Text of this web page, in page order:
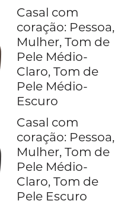
Casal com
coração: Pessoa,
Mulher, Tom de
Pele Médio-
Claro, Tom de
Pele Médio-
Escuro
Casal com
coração: Pessoa,
Mulher, Tom de
Pele Médio-
Claro, Tom de
Pele Escuro